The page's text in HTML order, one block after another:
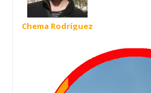
Chema Rodríguez